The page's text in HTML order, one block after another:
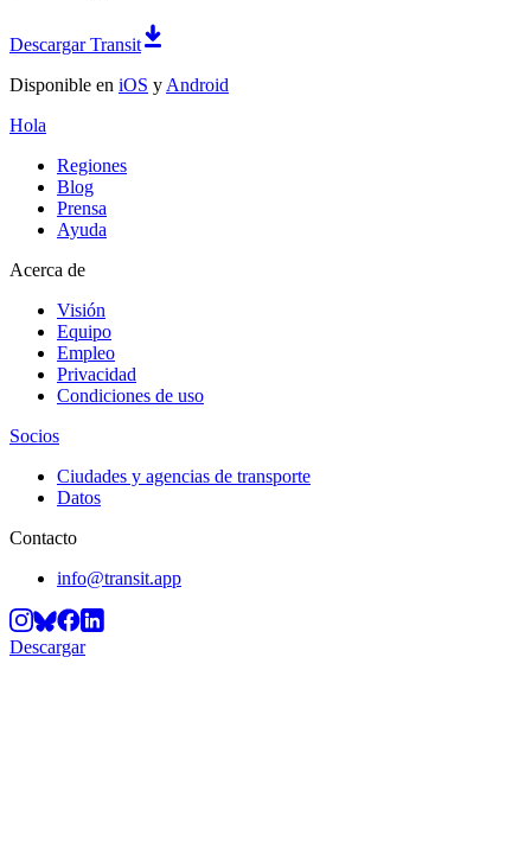
Descargar Transit
Disponible en iOS y Android
Hola
Regiones
Blog
Prensa
Ayuda
Acerca de
Visión
Equipo
Empleo
Privacidad
Condiciones de uso
Socios
Ciudades y agencias de transporte
Datos
Contacto
info@transit.app
Descargar